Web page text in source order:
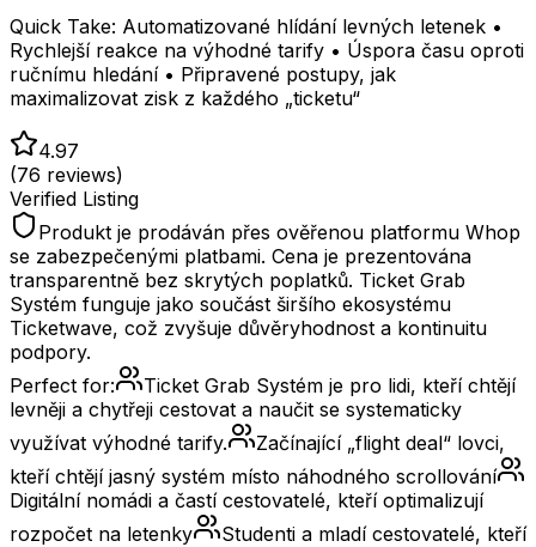
Quick Take: Automatizované hlídání levných letenek •
Rychlejší reakce na výhodné tarify • Úspora času oproti
ručnímu hledání • Připravené postupy, jak
maximalizovat zisk z každého „ticketu“
4.97
(76 reviews)
Verified Listing
Produkt je prodáván přes ověřenou platformu Whop
se zabezpečenými platbami. Cena je prezentována
transparentně bez skrytých poplatků. Ticket Grab
Systém funguje jako součást širšího ekosystému
Ticketwave, což zvyšuje důvěryhodnost a kontinuitu
podpory.
Perfect for:
Ticket Grab Systém je pro lidi, kteří chtějí
levněji a chytřeji cestovat a naučit se systematicky
využívat výhodné tarify.
Začínající „flight deal“ lovci,
kteří chtějí jasný systém místo náhodného scrollování
Digitální nomádi a častí cestovatelé, kteří optimalizují
rozpočet na letenky
Studenti a mladí cestovatelé, kteří